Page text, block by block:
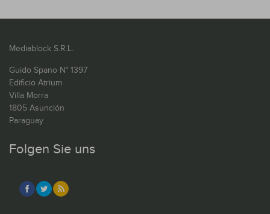
Mediablock S.R.L.
Guido Spano N° 1397
Edificio Atrium
Villa Morra
1805 Asunción
Paraguay
Folgen Sie uns